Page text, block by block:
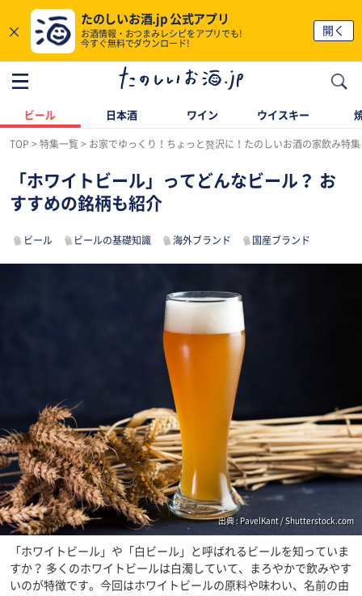
×
たのしいお酒.jp 公式アプリ
お酒情報・おつまみレシピをアプリでも!
今すぐ無料でダウンロード!
開く
ビール 日本酒 ワイン ウイスキー
TOP 特集一覧 お家でゆっくり！ちょっと贅沢に！たのしいお酒の家飲み特集
「ホワイトビール」ってどんなビール？ お
すすめの銘柄も紹介
ビール ビールの基礎知識 海外ブランド 国産ブランド
出典 : PavelKant / Shutterstock.com
「ホワイトビール」や「白ビール」と呼ばれるビールを知っていま
すか？ 多くのホワイトビールは白濁していて、まろやかで飲みやす
いのが特徴です。今回はホワイトビールの原料や味わい、名前の由